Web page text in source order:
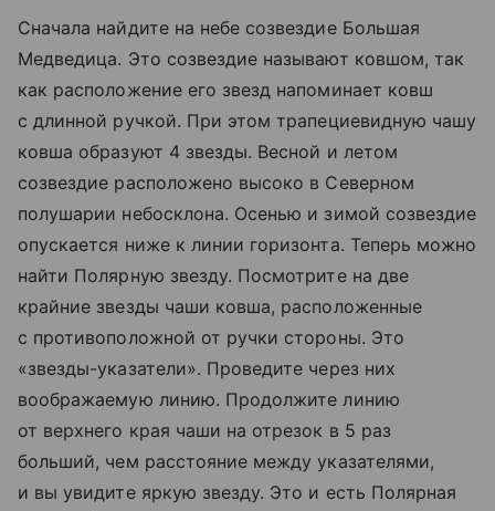
Сначала найдите на небе созвездие Большая
Медведица. Это созвездие называют ковшом, так
как расположение его звезд напоминает ковш
с длинной ручкой. При этом трапециевидную чашу
ковша образуют 4 звезды. Весной и летом
созвездие расположено высоко в Северном
полушарии небосклона. Осенью и зимой созвездие
опускается ниже к линии горизонта. Теперь можно
найти Полярную звезду. Посмотрите на две
крайние звезды чаши ковша, расположенные
с противоположной от ручки стороны. Это
«звезды-указатели». Проведите через них
воображаемую линию. Продолжите линию
от верхнего края чаши на отрезок в 5 раз
больший, чем расстояние между указателями,
и вы увидите яркую звезду. Это и есть Полярная